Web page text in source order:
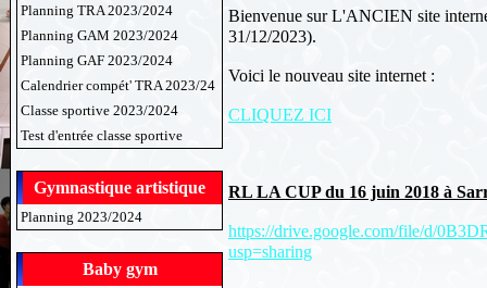
Planning TRA 2023/2024
Planning GAM 2023/2024
Planning GAF 2023/2024
Calendrier compét' TRA 2023/24
Classe sportive 2023/2024
Test d'entrée classe sportive
Gymnastique artistique
Planning 2023/2024
Baby gym
Bienvenue sur L'ANCIEN site
31/12/2023).
Voici le nouveau site internet :
CLIQUEZ ICI
RL LA CUP du 16 juin 2018 à
https://drive.google.com/file/d/
usp=sharing